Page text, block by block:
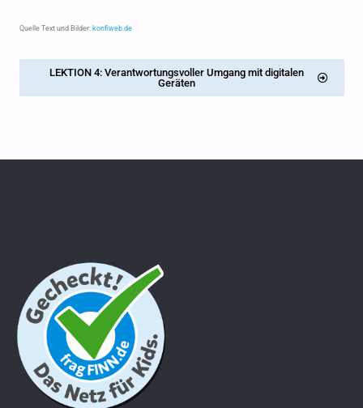
Quelle Text und Bilder: konfiweb.de
LEKTION 4: Verantwortungsvoller Umgang mit digitalen
Geräten